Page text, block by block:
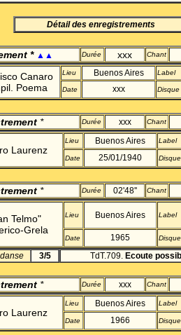
Détail des enregistrements
* ▲▲ Durée xxx Chant
Canaro
Poema
Lieu Buenos Aires Label
Date xxx Disque
* Durée xxx Chant
Laurenz
Lieu Buenos Aires Label
Date 25/01/1940 Disque
* Durée 02'48'' Chant
Telmo"
Grela
Lieu Buenos Aires Label
Date 1965 Disque
3/5 TdT.709. Ecoute
* Durée xxx Chant
Laurenz
Lieu Buenos Aires Label
Date 1966 Disque